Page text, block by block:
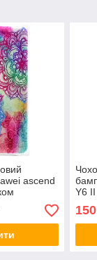
ascend
Y6
150